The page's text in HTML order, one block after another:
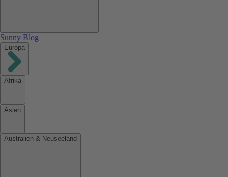
Sunny Blog
Europa
Afrika
Asien
Australien & Neuseeland